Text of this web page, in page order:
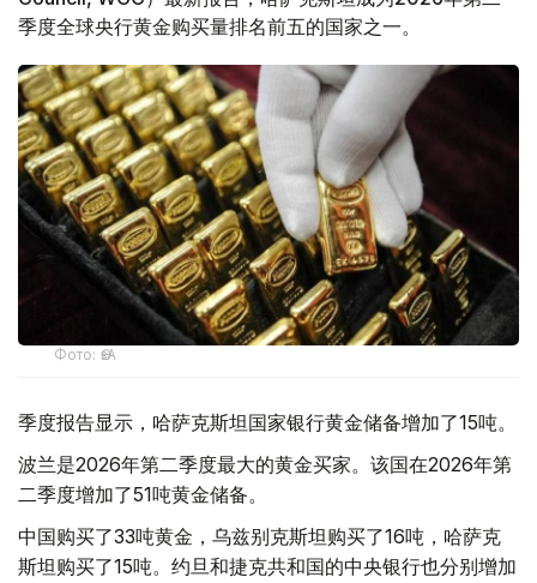
季度全球央行黄金购买量排名前五的国家之一。
Фото: ӨзА
季度报告显示，哈萨克斯坦国家银行黄金储备增加了15吨。
波兰是2026年第二季度最大的黄金买家。该国在2026年第
二季度增加了51吨黄金储备。
中国购买了33吨黄金，乌兹别克斯坦购买了16吨，哈萨克
斯坦购买了15吨。约旦和捷克共和国的中央银行也分别增加